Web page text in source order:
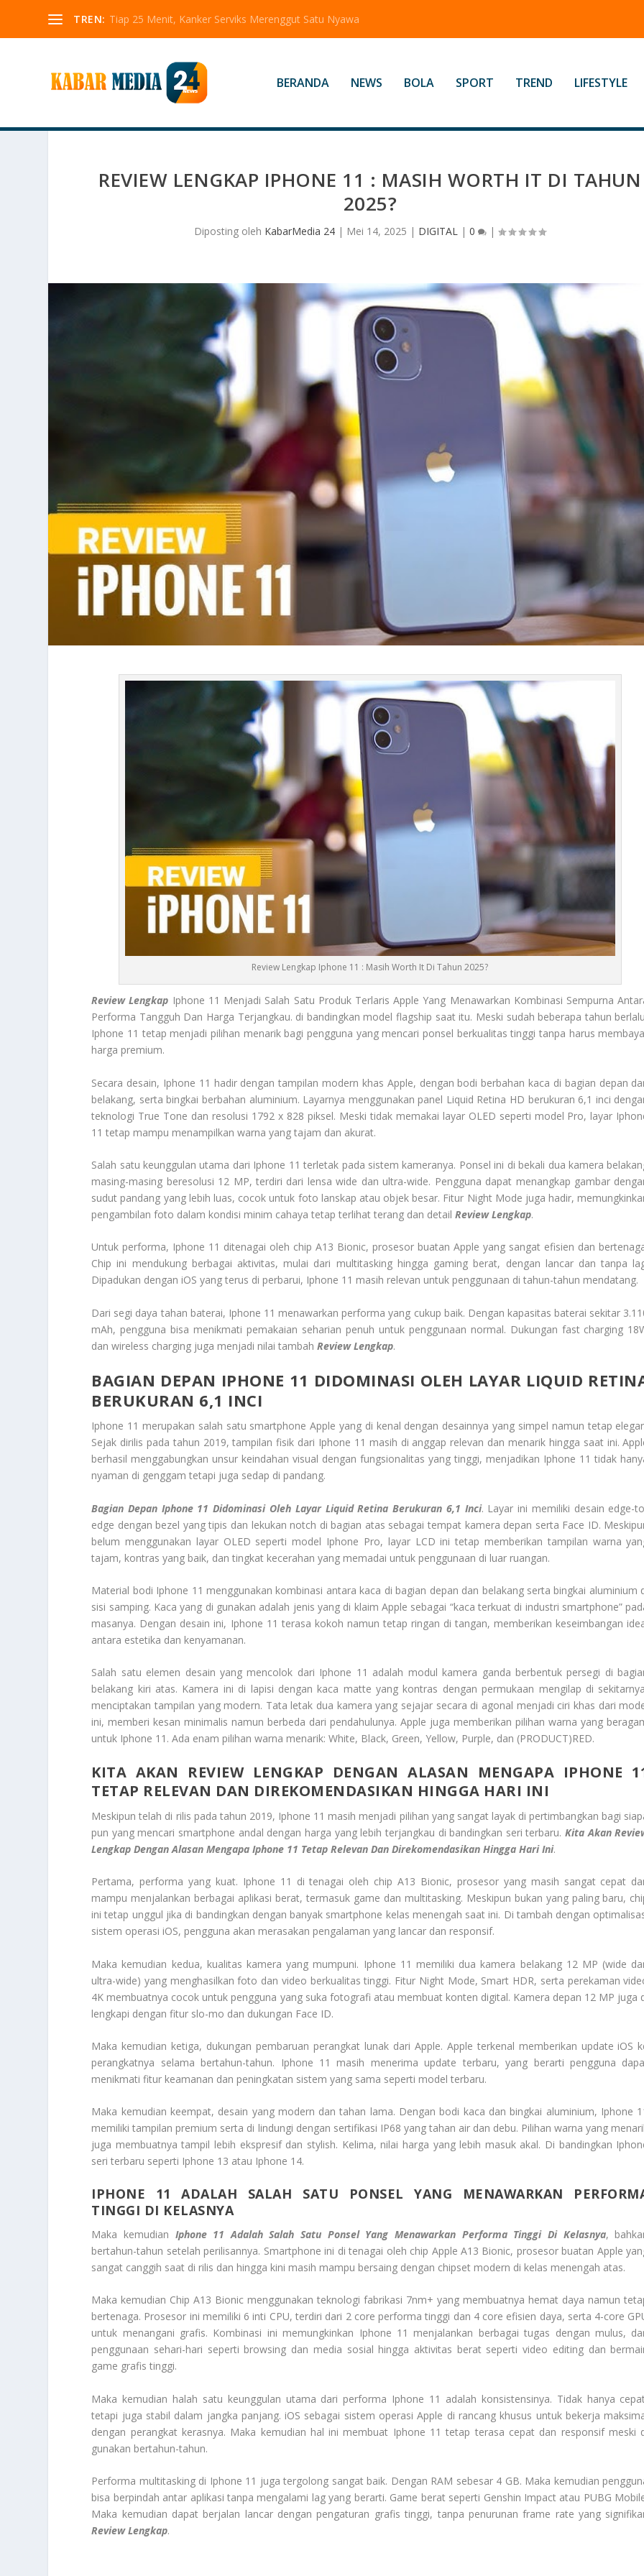
TREN: Tiap 25 Menit, Kanker Serviks Merenggut Satu Nyawa
BERANDA NEWS BOLA SPORT TREND LIFESTYLE
REVIEW LENGKAP IPHONE 11 : MASIH WORTH IT DI TAHUN
2025?
Diposting oleh KabarMedia 24 | Mei 14, 2025 | DIGITAL |0 |
Review Lengkap Iphone 11 : Masih Worth It Di Tahun 2025?
Review Lengkap Iphone 11 Menjadi Salah Satu Produk Terlaris Apple Yang Menawarkan Kombinasi Sempurna
Performa Tangguh Dan Harga Terjangkau. di bandingkan model flagship saat itu. Meski sudah beberapa tahun
Iphone 11 tetap menjadi pilihan menarik bagi pengguna yang mencari ponsel berkualitas tinggi tanpa harus
harga premium.
Secara desain, Iphone 11 hadir dengan tampilan modern khas Apple, dengan bodi berbahan kaca di bagian depan
belakang, serta bingkai berbahan aluminium. Layarnya menggunakan panel Liquid Retina HD berukuran 6,1 inci
teknologi True Tone dan resolusi 1792 x 828 piksel. Meski tidak memakai layar OLED seperti model Pro, layar
11 tetap mampu menampilkan warna yang tajam dan akurat.
Salah satu keunggulan utama dari Iphone 11 terletak pada sistem kameranya. Ponsel ini di bekali dua kamera
masing-masing beresolusi 12 MP, terdiri dari lensa wide dan ultra-wide. Pengguna dapat menangkap gambar
sudut pandang yang lebih luas, cocok untuk foto lanskap atau objek besar. Fitur Night Mode juga hadir,
pengambilan foto dalam kondisi minim cahaya tetap terlihat terang dan detail Review Lengkap.
Untuk performa, Iphone 11 ditenagai oleh chip A13 Bionic, prosesor buatan Apple yang sangat efisien dan
Chip ini mendukung berbagai aktivitas, mulai dari multitasking hingga gaming berat, dengan lancar dan tanpa
Dipadukan dengan iOS yang terus di perbarui, Iphone 11 masih relevan untuk penggunaan di tahun-tahun mendatang.
Dari segi daya tahan baterai, Iphone 11 menawarkan performa yang cukup baik. Dengan kapasitas baterai sekitar
mAh, pengguna bisa menikmati pemakaian seharian penuh untuk penggunaan normal. Dukungan fast charging
dan wireless charging juga menjadi nilai tambah Review Lengkap.
BAGIAN DEPAN IPHONE 11 DIDOMINASI OLEH LAYAR LIQUID
BERUKURAN 6,1 INCI
Iphone 11 merupakan salah satu smartphone Apple yang di kenal dengan desainnya yang simpel namun tetap
Sejak dirilis pada tahun 2019, tampilan fisik dari Iphone 11 masih di anggap relevan dan menarik hingga saat ini.
berhasil menggabungkan unsur keindahan visual dengan fungsionalitas yang tinggi, menjadikan Iphone 11 tidak
nyaman di genggam tetapi juga sedap di pandang.
Bagian Depan Iphone 11 Didominasi Oleh Layar Liquid Retina Berukuran 6,1 Inci. Layar ini memiliki desain edge-
edge dengan bezel yang tipis dan lekukan notch di bagian atas sebagai tempat kamera depan serta Face ID.
belum menggunakan layar OLED seperti model Iphone Pro, layar LCD ini tetap memberikan tampilan warna
tajam, kontras yang baik, dan tingkat kecerahan yang memadai untuk penggunaan di luar ruangan.
Material bodi Iphone 11 menggunakan kombinasi antara kaca di bagian depan dan belakang serta bingkai aluminium
sisi samping. Kaca yang di gunakan adalah jenis yang di klaim Apple sebagai “kaca terkuat di industri smartphone”
masanya. Dengan desain ini, Iphone 11 terasa kokoh namun tetap ringan di tangan, memberikan keseimbangan
antara estetika dan kenyamanan.
Salah satu elemen desain yang mencolok dari Iphone 11 adalah modul kamera ganda berbentuk persegi di
belakang kiri atas. Kamera ini di lapisi dengan kaca matte yang kontras dengan permukaan mengilap di
menciptakan tampilan yang modern. Tata letak dua kamera yang sejajar secara di agonal menjadi ciri khas dari
ini, memberi kesan minimalis namun berbeda dari pendahulunya. Apple juga memberikan pilihan warna yang
untuk Iphone 11. Ada enam pilihan warna menarik: White, Black, Green, Yellow, Purple, dan (PRODUCT)RED.
KITA AKAN REVIEW LENGKAP DENGAN ALASAN MENGAPA IPHONE
TETAP RELEVAN DAN DIREKOMENDASIKAN HINGGA HARI INI
Meskipun telah di rilis pada tahun 2019, Iphone 11 masih menjadi pilihan yang sangat layak di pertimbangkan bagi
pun yang mencari smartphone andal dengan harga yang lebih terjangkau di bandingkan seri terbaru.Kita Akan
Lengkap Dengan Alasan Mengapa Iphone 11 Tetap Relevan Dan Direkomendasikan Hingga Hari Ini.
Pertama, performa yang kuat. Iphone 11 di tenagai oleh chip A13 Bionic, prosesor yang masih sangat cepat
mampu menjalankan berbagai aplikasi berat, termasuk game dan multitasking. Meskipun bukan yang paling baru,
ini tetap unggul jika di bandingkan dengan banyak smartphone kelas menengah saat ini. Di tambah dengan
sistem operasi iOS, pengguna akan merasakan pengalaman yang lancar dan responsif.
Maka kemudian kedua, kualitas kamera yang mumpuni. Iphone 11 memiliki dua kamera belakang 12 MP (wide
ultra-wide) yang menghasilkan foto dan video berkualitas tinggi. Fitur Night Mode, Smart HDR, serta perekaman
4K membuatnya cocok untuk pengguna yang suka fotografi atau membuat konten digital. Kamera depan 12 MP juga
lengkapi dengan fitur slo-mo dan dukungan Face ID.
Maka kemudian ketiga, dukungan pembaruan perangkat lunak dari Apple. Apple terkenal memberikan update iOS
perangkatnya selama bertahun-tahun. Iphone 11 masih menerima update terbaru, yang berarti pengguna
menikmati fitur keamanan dan peningkatan sistem yang sama seperti model terbaru.
Maka kemudian keempat, desain yang modern dan tahan lama. Dengan bodi kaca dan bingkai aluminium, Iphone
memiliki tampilan premium serta di lindungi dengan sertifikasi IP68 yang tahan air dan debu. Pilihan warna yang
juga membuatnya tampil lebih ekspresif dan stylish. Kelima, nilai harga yang lebih masuk akal. Di bandingkan
seri terbaru seperti Iphone 13 atau Iphone 14.
IPHONE 11 ADALAH SALAH SATU PONSEL YANG MENAWARKAN
TINGGI DI KELASNYA
Maka kemudian Iphone 11 Adalah Salah Satu Ponsel Yang Menawarkan Performa Tinggi Di Kelasnya,
bertahun-tahun setelah perilisannya. Smartphone ini di tenagai oleh chip Apple A13 Bionic, prosesor buatan Apple
sangat canggih saat di rilis dan hingga kini masih mampu bersaing dengan chipset modern di kelas menengah atas.
Maka kemudian Chip A13 Bionic menggunakan teknologi fabrikasi 7nm+ yang membuatnya hemat daya namun
bertenaga. Prosesor ini memiliki 6 inti CPU, terdiri dari 2 core performa tinggi dan 4 core efisien daya, serta 4-core
untuk menangani grafis. Kombinasi ini memungkinkan Iphone 11 menjalankan berbagai tugas dengan mulus,
penggunaan sehari-hari seperti browsing dan media sosial hingga aktivitas berat seperti video editing dan
game grafis tinggi.
Maka kemudian halah satu keunggulan utama dari performa Iphone 11 adalah konsistensinya. Tidak hanya
tetapi juga stabil dalam jangka panjang. iOS sebagai sistem operasi Apple di rancang khusus untuk bekerja
dengan perangkat kerasnya. Maka kemudian hal ini membuat Iphone 11 tetap terasa cepat dan responsif meski
gunakan bertahun-tahun.
Performa multitasking di Iphone 11 juga tergolong sangat baik. Dengan RAM sebesar 4 GB. Maka kemudian
bisa berpindah antar aplikasi tanpa mengalami lag yang berarti. Game berat seperti Genshin Impact atau PUBG
Maka kemudian dapat berjalan lancar dengan pengaturan grafis tinggi, tanpa penurunan frame rate yang
Review Lengkap.